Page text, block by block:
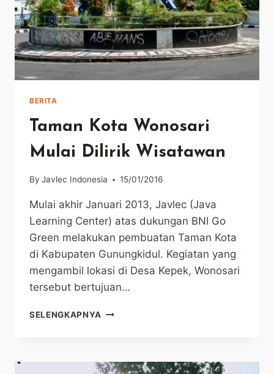
BERITA
Taman Kota Wonosari
Mulai Dilirik Wisatawan
By Javlec Indonesia 15/01/2016
Mulai akhir Januari 2013, Javlec (Java
Learning Center) atas dukungan BNI Go
Green melakukan pembuatan Taman Kota
di Kabupaten Gunungkidul. Kegiatan yang
mengambil lokasi di Desa Kepek, Wonosari
tersebut bertujuan…
SELENGKAPNYA TAMAN
DILIRIK